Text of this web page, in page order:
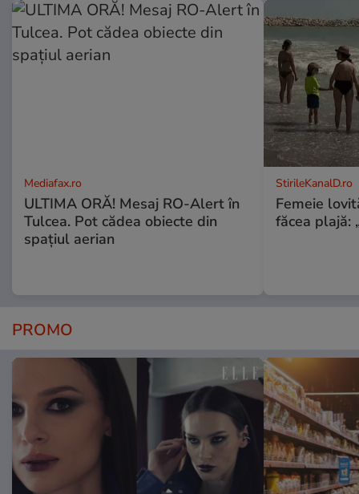
Mediafax.ro
ULTIMA ORĂ! Mesaj RO-Alert în
Tulcea. Pot cădea obiecte din
spațiul aerian
StirileKanalD.ro
Femeie
făcea plajă:
PROMO